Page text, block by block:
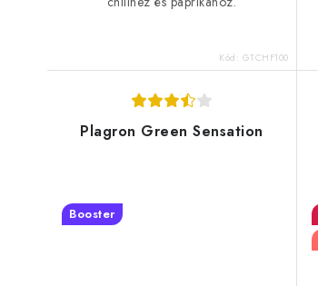
Kód: GTCHF100
Plagron Green Sensation
Booster